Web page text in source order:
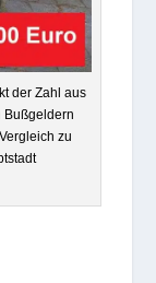
der Zahl aus
Buß­gel­dern
zu